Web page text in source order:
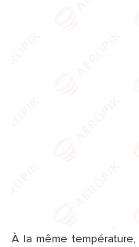
À la même